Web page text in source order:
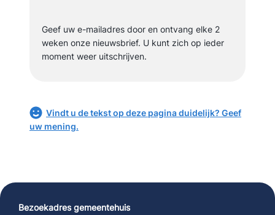
Geef uw e-mailadres door en ontvang elke 2
weken onze nieuwsbrief. U kunt zich op ieder
moment weer uitschrijven.
Vindt u de tekst op deze pagina duidelijk? Geef
uw mening.
Bezoekadres gemeentehuis